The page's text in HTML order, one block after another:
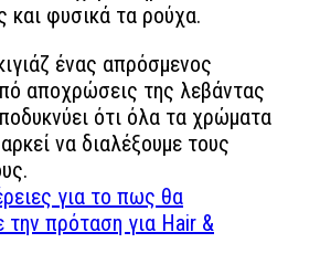
φυσικά τα ρούχα.
ένας απρόσμενος
αποχρώσεις της λεβάντας
ότι όλα τα χρώματα
να διαλέξουμε τους
για το πως θα
την πρόταση για Hair &